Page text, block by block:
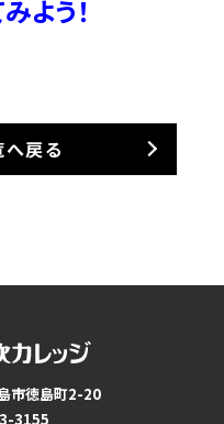
戻る
市徳島町2-20
3155